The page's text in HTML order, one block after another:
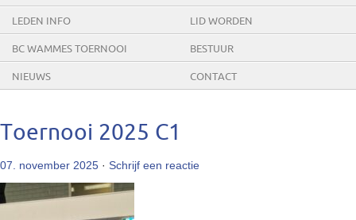
LEDEN INFO LID WORDEN
BC WAMMES TOERNOOI BESTUUR
NIEUWS CONTACT
Toernooi 2025 C1
07. november 2025 · Schrijf een reactie